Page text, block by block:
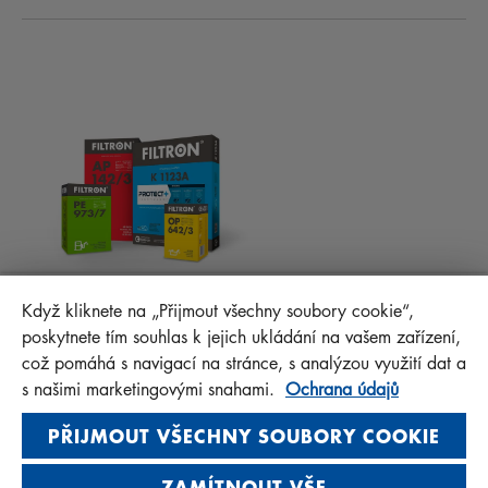
FAQ
MANN+HUMMEL FT Poland
Sp. z o. o. Sp. k.
ul. Wrocławska 145, 63-800 GOSTYŃ, POLAND
Privacy Statement
Imprint
Když kliknete na „Přijmout všechny soubory cookie“,
poskytnete tím souhlas k jejich ukládání na vašem zařízení,
což pomáhá s navigací na stránce, s analýzou využití dat a
s našimi marketingovými snahami. Ochrana údajů
PŘIJMOUT VŠECHNY SOUBORY COOKIE